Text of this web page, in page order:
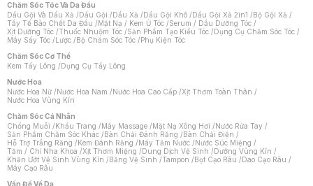
Chăm Sóc Tóc Và Da Đầu
Dầu Gội Và Dầu Xả /Dầu Gội /Dầu Xả /Dầu Gội Khô /Dầu Gội Xả 2in1 /Bộ Gội Xả /
Tẩy Tế Bào Chết Da Đầu /Mặt Nạ / Kem Ủ Tóc /Serum / Dầu Dưỡng Tóc /
Xịt Dưỡng Tóc /Thuốc Nhuộm Tóc /Sản Phẩm Tạo Kiểu Tóc /Dụng Cụ Chăm Sóc Tóc /
Máy Sấy Tóc /Lược /Bộ Chăm Sóc Tóc /Phụ Kiện Tóc
Chăm Sóc Cơ Thể
Kem Tẩy Lông /Dụng Cụ Tẩy Lông
Nước Hoa
Nước Hoa Nữ /Nước Hoa Nam /Nước Hoa Cao Cấp /Xịt Thơm Toàn Thân /
Nước Hoa Vùng Kín
Chăm Sóc Cá Nhân
Chống Muỗi /Khẩu Trang /Máy Massage /Mặt Nạ Xông Hơi /Nước Rửa Tay /
Sản Phẩm Chăm Sóc Khác /Bàn Chải Đánh Răng /Bàn Chải Điện /
Hỗ Trợ Trắng Răng /Kem Đánh Răng /Máy Tăm Nước /Nước Súc Miệng /
Tăm / Chỉ Nha Khoa /Xịt Thơm Miệng /Dung Dịch Vệ Sinh /Dưỡng Vùng Kín /
Khăn Ướt Vệ Sinh Vùng Kín /Băng Vệ Sinh /Tampon /Bọt Cạo Râu /Dao Cạo Râu /
Máy Cạo Râu
Vấn Đề Về Da